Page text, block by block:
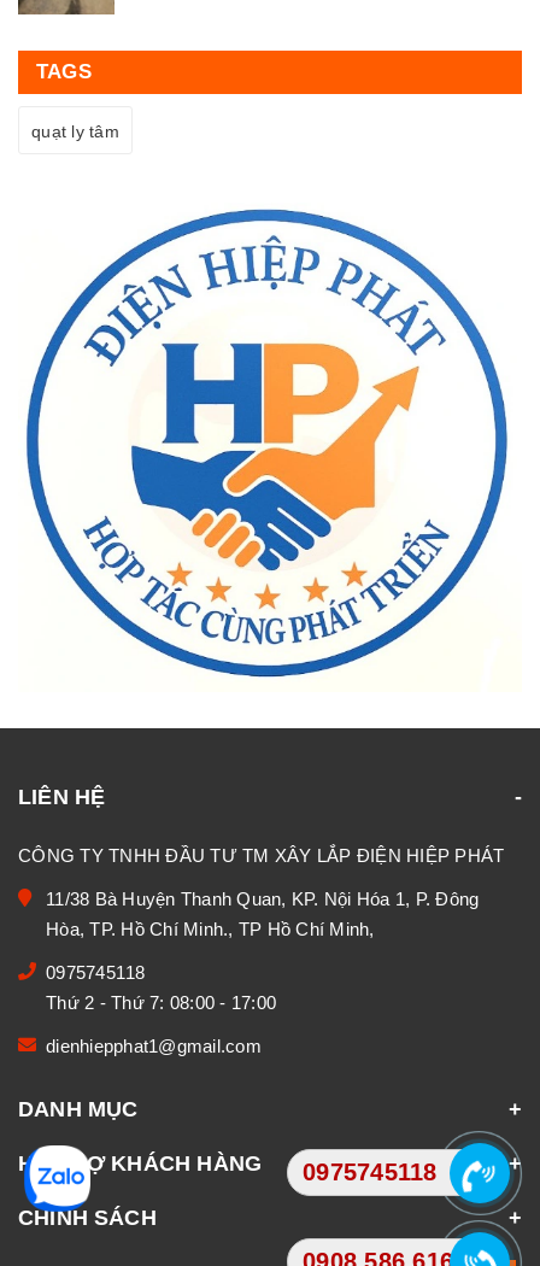
TAGS
quạt ly tâm
LIÊN HỆ
CÔNG TY TNHH ĐẦU TƯ TM XÂY LẮP ĐIỆN HIỆP PHÁT
11/38 Bà Huyện Thanh Quan, KP. Nội Hóa 1, P. Đông
Hòa, TP. Hồ Chí Minh., TP Hồ Chí Minh,
0975745118
Thứ 2 - Thứ 7: 08:00 - 17:00
dienhiepphat1@gmail.com
DANH MỤC
HỖ TRỢ KHÁCH HÀNG
CHÍNH SÁCH
0975745118